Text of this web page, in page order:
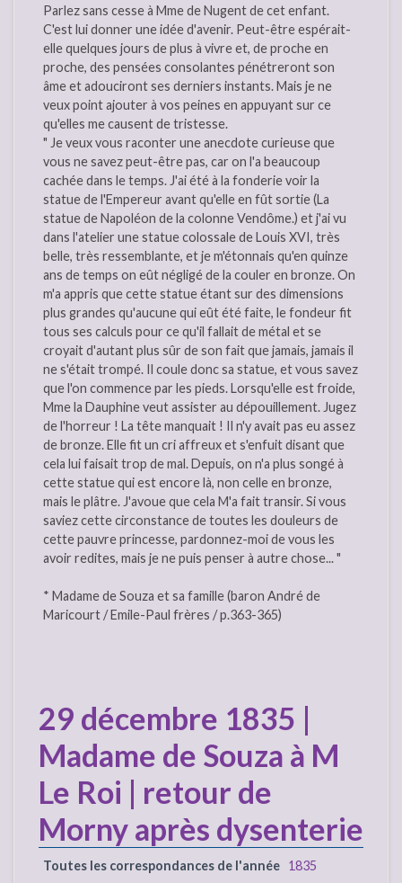
Parlez sans cesse à Mme de Nugent de cet enfant.
C'est lui donner une idée d'avenir. Peut-être espérait-
elle quelques jours de plus à vivre et, de proche en
proche, des pensées consolantes pénétreront son
âme et adouciront ses derniers instants. Mais je ne
veux point ajouter à vos peines en appuyant sur ce
qu'elles me causent de tristesse.
" Je veux vous raconter une anecdote curieuse que
vous ne savez peut-être pas, car on l'a beaucoup
cachée dans le temps. J'ai été à la fonderie voir la
statue de l'Empereur avant qu'elle en fût sortie (La
statue de Napoléon de la colonne Vendôme.) et j'ai vu
dans l'atelier une statue colossale de Louis XVI, très
belle, très ressemblante, et je m'étonnais qu'en quinze
ans de temps on eût négligé de la couler en bronze. On
m'a appris que cette statue étant sur des dimensions
plus grandes qu'aucune qui eût été faite, le fondeur fit
tous ses calculs pour ce qu'il fallait de métal et se
croyait d'autant plus sûr de son fait que jamais, jamais il
ne s'était trompé. Il coule donc sa statue, et vous savez
que l'on commence par les pieds. Lorsqu'elle est froide,
Mme la Dauphine veut assister au dépouillement. Jugez
de l'horreur ! La tête manquait ! Il n'y avait pas eu assez
de bronze. Elle fit un cri affreux et s'enfuit disant que
cela lui faisait trop de mal. Depuis, on n'a plus songé à
cette statue qui est encore là, non celle en bronze,
mais le plâtre. J'avoue que cela M'a fait transir. Si vous
saviez cette circonstance de toutes les douleurs de
cette pauvre princesse, pardonnez-moi de vous les
avoir redites, mais je ne puis penser à autre chose... "
* Madame de Souza et sa famille (baron André de
Maricourt / Emile-Paul frères / p.363-365)
29 décembre 1835 |
Madame de Souza à M
Le Roi | retour de
Morny après dysenterie
Toutes les correspondances de l'année 1835